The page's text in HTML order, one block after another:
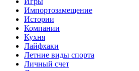
Импортозамещение
Истории
Компании
Кухня
Лайфхаки
Летние виды спорта
Личный счет